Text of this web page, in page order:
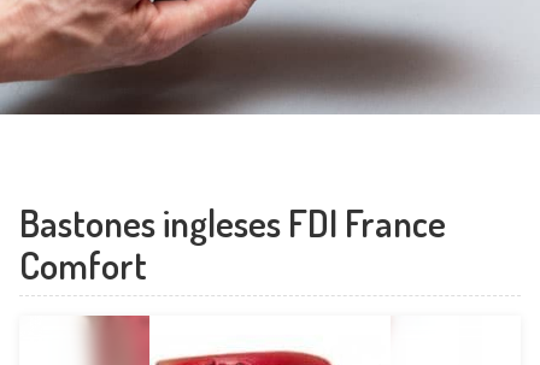
Contacto
Santiago
981 874 646
Bastones ingleses FDI France
Comfort